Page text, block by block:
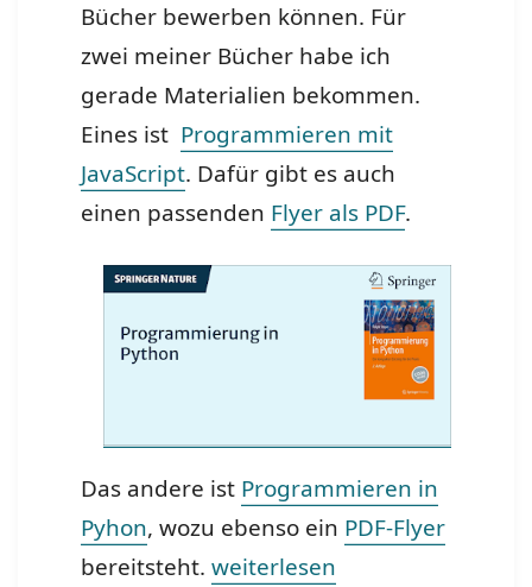
Bücher bewerben können. Für
zwei meiner Bücher habe ich
gerade Materialien bekommen.
Eines ist Programmieren mit
JavaScript. Dafür gibt es auch
einen passenden Flyer als PDF.
Das andere ist Programmieren in
Pyhon, wozu ebenso ein PDF-Flyer
bereitsteht.„Neues Book Promotion
weiterlesen